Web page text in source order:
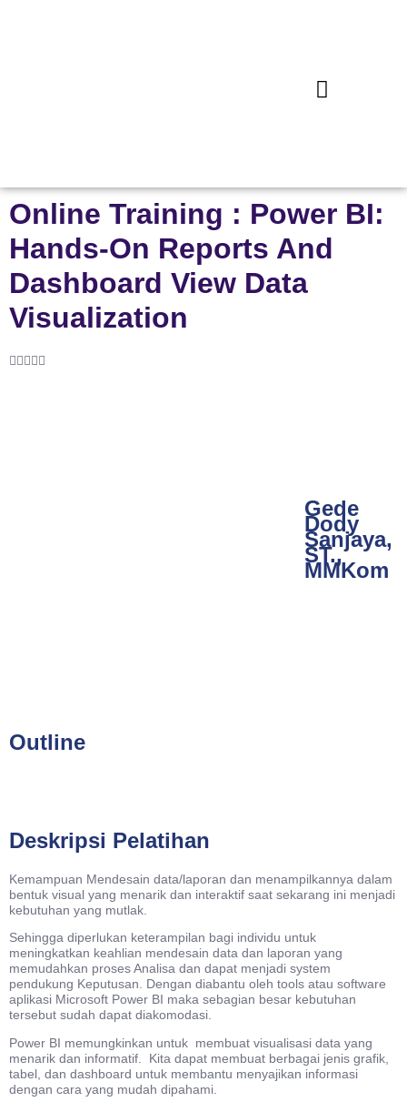
Online Training : Power BI:
Hands-On Reports And
Dashboard View Data
Visualization
    
Gede
Dody
Sanjaya,
ST.,
MMKom
Outline
Deskripsi Pelatihan
Kemampuan Mendesain data/laporan dan menampilkannya dalam
bentuk visual yang menarik dan interaktif saat sekarang ini menjadi
kebutuhan yang mutlak.
Sehingga diperlukan keterampilan bagi individu untuk
meningkatkan keahlian mendesain data dan laporan yang
memudahkan proses Analisa dan dapat menjadi system
pendukung Keputusan. Dengan diabantu oleh tools atau software
aplikasi Microsoft Power BI maka sebagian besar kebutuhan
tersebut sudah dapat diakomodasi.
Power BI memungkinkan untuk membuat visualisasi data yang
menarik dan informatif. Kita dapat membuat berbagai jenis grafik,
tabel, dan dashboard untuk membantu menyajikan informasi
dengan cara yang mudah dipahami.